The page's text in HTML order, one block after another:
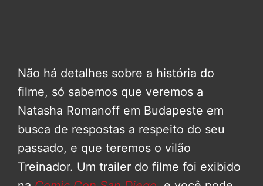
Não há detalhes sobre a história do
filme, só sabemos que veremos a
Natasha Romanoff em Budapeste em
busca de respostas a respeito do seu
passado, e que teremos o vilão
Treinador. Um trailer do filme foi exibido